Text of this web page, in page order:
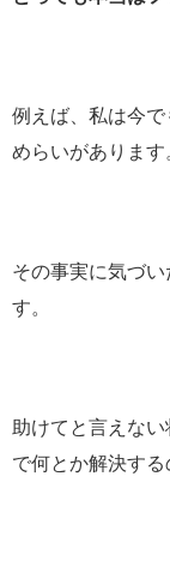
例えば、私は今
めらいがあります
その事実に気づ
す。
助けてと言えな
で何とか解決する